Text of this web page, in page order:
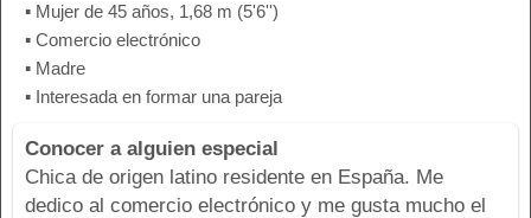
▪ Mujer de 45 años, 1,68 m (5'6'')
▪ Comercio electrónico
▪ Madre
▪ Interesada en formar una pareja
Conocer a alguien especial
Chica de origen latino residente en España. Me
dedico al comercio electrónico y me gusta mucho el